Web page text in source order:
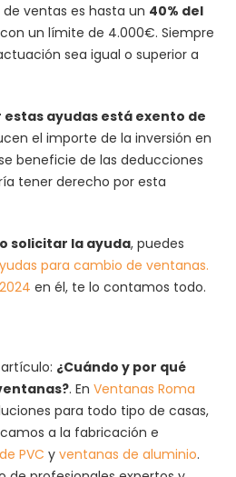
ventas es hasta un 40% del
un límite de 4.000€. Siempre
sea igual o superior a
ayudas está exento de
el importe de la inversión en
beneficie de las deducciones
tener derecho por esta
solicitar la ayuda, puedes
para cambio de ventanas.
en él, te lo contamos todo.
¿Cuándo y por qué
. En Ventanas Roma
para todo tipo de casas,
a la fabricación e
PVC y ventanas de aluminio.